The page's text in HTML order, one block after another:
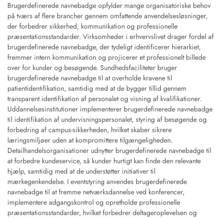
Brugerdefinerede navnebadge opfylder mange organisatoriske behov
på tværs af flere brancher gennem omfattende anvendelsesløsninger,
der forbedrer sikkerhed, kommunikation og professionelle
præsentationsstandarder. Virksomheder i erhvervslivet drager fordel af
brugerdefinerede navnebadge, der tydeligt identificerer hierarkiet,
fremmer intern kommunikation og projicerer et professionelt billede
over for kunder og besøgende. Sundhedsfaciliteter bruger
brugerdefinerede navnebadge til at overholde kravene til
patientidentifikation, samtidig med at de bygger tillid gennem
transparent identifikation af personalet og visning af kvalifikationer.
Uddannelsesinstitutioner implementerer brugerdefinerede navnebadge
til identifikation af undervisningspersonalet, styring af besøgende og
forbedring af campus-sikkerheden, hvilket skaber sikrere
læringsmiljøer uden at kompromittere tilgængeligheden.
Detailhandelsorganisationer udnytter brugerdefinerede navnebadge til
at forbedre kundeservice, så kunder hurtigt kan finde den relevante
hjælp, samtidig med at de understøtter initiativer til
mærkegenkendelse. I eventstyring anvendes brugerdefinerede
navnebadge til at fremme netværksdannelse ved konferencer,
implementere adgangskontrol og opretholde professionelle
præsentationsstandarder, hvilket forbedrer deltageroplevelsen og